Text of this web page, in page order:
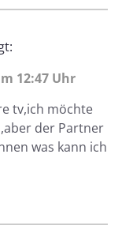
12:47 Uhr
tv,ich möchte
der Partner
was kann ich